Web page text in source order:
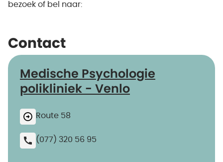
bezoek of bel naar:
Contact
Medische Psychologie
polikliniek - Venlo
Route 58
(077) 320 56 95